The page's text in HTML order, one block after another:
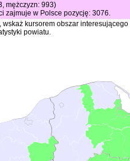
mężczyzn: 993)
zajmuje w Polsce pozycję: 3076.
wskaż kursorem obszar
powiatu.